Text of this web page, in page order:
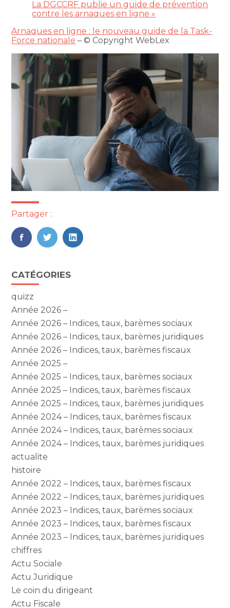
La DGCCRF publie un guide de prévention
contre les arnaques en ligne »
Arnaques en ligne : le nouveau guide de la Task-
Force nationale – © Copyright WebLex
Partager :
FaceBook
TwitterLinkedIn
Blog
sidebar
CATÉGORIES
quizz
Année 2026 –
Année 2026 – Indices, taux, barèmes sociaux
Année 2026 – Indices, taux, barèmes juridiques
Année 2026 – Indices, taux, barèmes fiscaux
Année 2025 –
Année 2025 – Indices, taux, barèmes sociaux
Année 2025 – Indices, taux, barèmes fiscaux
Année 2025 – Indices, taux, barèmes juridiques
Année 2024 – Indices, taux, barèmes fiscaux
Année 2024 – Indices, taux, barèmes sociaux
Année 2024 – Indices, taux, barèmes juridiques
actualite
histoire
Année 2022 – Indices, taux, barèmes fiscaux
Année 2022 – Indices, taux, barèmes juridiques
Année 2023 – Indices, taux, barèmes sociaux
Année 2023 – Indices, taux, barèmes fiscaux
Année 2023 – Indices, taux, barèmes juridiques
chiffres
Actu Sociale
Actu Juridique
Le coin du dirigeant
Actu Fiscale